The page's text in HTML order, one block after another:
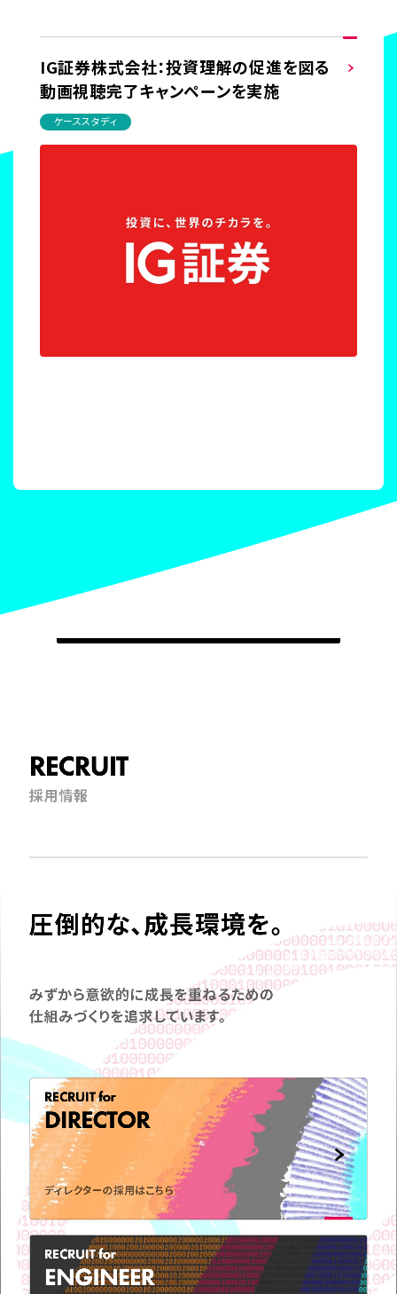
IG証券株式会社：投資理解の促進を図る
動画視聴完了キャンペーンを実施
ケーススタディ
RECRUIT
採用情報
圧倒的な、成長環境を。
みずから意欲的に成長を重ねるための
仕組みづくりを追求しています。
RECRUIT for
DIRECTOR
ディレクターの採用はこちら
RECRUIT for
ENGINEER
CONTACTUS
弊社の事業についてや、
取材のお問い合わせなど
お気軽に
ご連絡ください。